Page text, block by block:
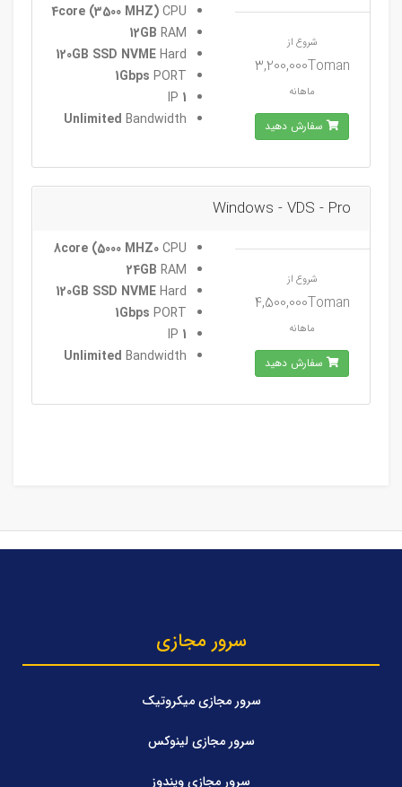
4core (3500 MHZ)CPU
12GB RAM
120GB SSD NVMEHard
1Gbps PORT
1
Unlimited Bandwidth
شروع از
3,200,000Toman
ماهانه
سفارش دهید
Windows - VDS - Pro
8core (5000 MHZ0CPU
24GB RAM
120GB SSD NVMEHard
1Gbps PORT
1
Unlimited Bandwidth
شروع از
4,500,000Toman
ماهانه
سفارش دهید
سرور مجازی
سرور مجازی میکروتیک
سرور مجازی لینوکس
سرور مجازی ویندوز